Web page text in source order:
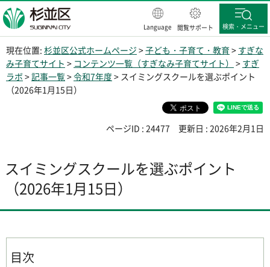
杉並区
Language 閲覧サポート 検索・メニュー
現在位置: 杉並区公式ホームページ >子ども・子育て・教育 > すぎな
み子育てサイト > コンテンツ一覧（すぎなみ子育てサイト） > すぎ
ラボ>記事一覧>令和7年度> スイミングスクールを選ぶポイント
（2026年1月15日）
ページID : 24477 更新日 : 2026年2月1日
スイミングスクールを選ぶポイント
（2026年1月15日）
目次